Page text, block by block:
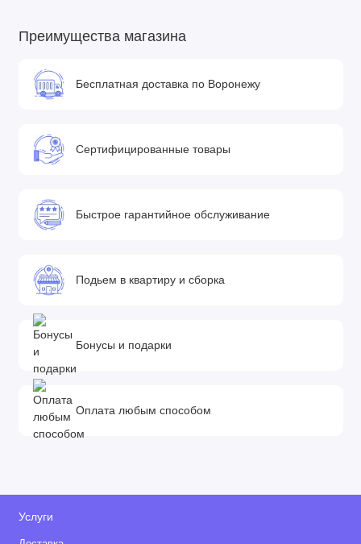
Преимущества магазина
Бесплатная доставка по Воронежу
Сертифицированные товары
Быстрое гарантийное обслуживание
Подьем в квартиру и сборка
Бонусы и подарки
Оплата любым способом
Услуги